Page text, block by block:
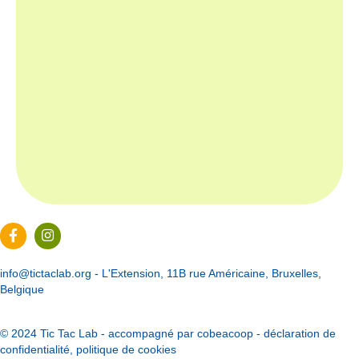
Page Facebook du Tic Tac Lab
Page Instagram du Tic Tac Lab
info@tictaclab.org - L'Extension, 11B rue Américaine, Bruxelles,
Belgique
© 2024 Tic Tac Lab - accompagné par cobeacoop - déclaration de
confidentialité politique de cookies